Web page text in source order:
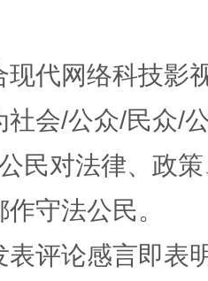
后现代网络科技影
社会/公众/民众/
民对法律、政
守法公民。
表评论感言即表